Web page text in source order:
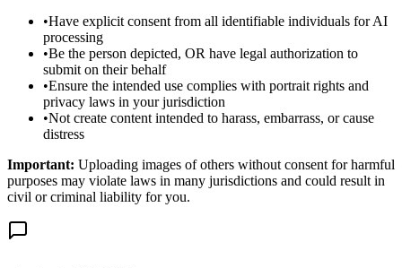
•Have explicit consent from all identifiable individuals for AI
processing
•Be the person depicted, OR have legal authorization to
submit on their behalf
•Ensure the intended use complies with portrait rights and
privacy laws in your jurisdiction
•Not create content intended to harass, embarrass, or cause
distress
Important: Uploading images of others without consent for harmful
purposes may violate laws in many jurisdictions and could result in
civil or criminal liability for you.